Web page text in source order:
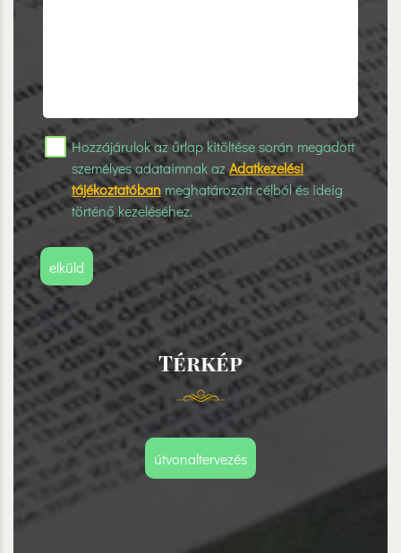
Hozzájárulok az űrlap kitöltése során megadott
személyes adataimnak azAdatkezelési
tájékoztatóban meghatározott célból és ideig
történő kezeléséhez.
elküld
Térkép
útvonaltervezés